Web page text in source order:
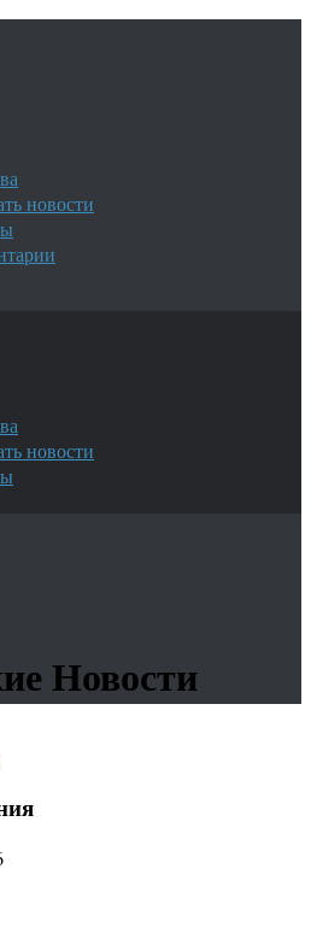
новости
новости
Новости